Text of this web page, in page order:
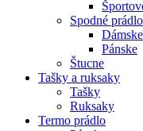
Spodné prádlo
Dámske
Pánske
Štucne
Tašky a ruksaky
Tašky
Ruksaky
Termo prádlo